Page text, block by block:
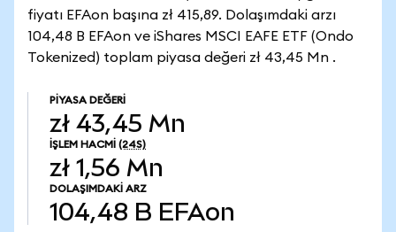
fiyatı EFAon başına zł 415,89. Dolaşımdaki arzı
104,48 B EFAon ve iShares MSCI EAFE ETF (Ondo
Tokenized) toplam piyasa değeri zł 43,45 Mn .
PIYASA DEĞERI
zł 43,45 Mn
İŞLEM HACMI (24S)
zł 1,56 Mn
DOLAŞIMDAKI ARZ
104,48 B EFAon